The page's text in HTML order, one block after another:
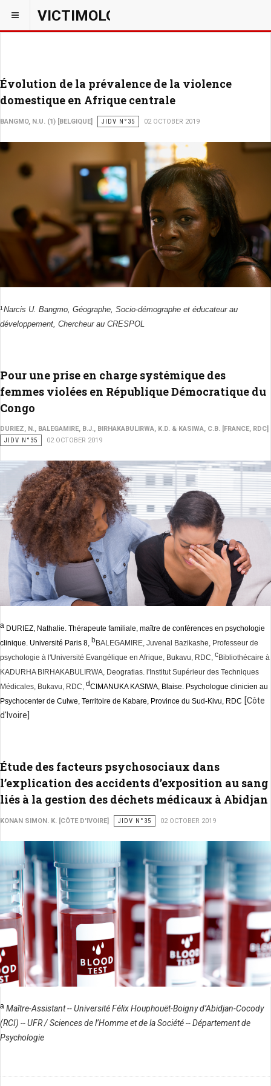
VICTIMOLOGIEPSY
Évolution de la prévalence de la violence
domestique en Afrique centrale
BANGMO, N.U. (1) [BELGIQUE] JIDV N°35 02 OCTOBER 2019
1 Narcis U. Bangmo, Géographe, Socio-démographe et éducateur au
développement, Chercheur au CRESPOL
Pour une prise en charge systémique des
femmes violées en République Démocratique du
Congo
DURIEZ, N., BALEGAMIRE, B.J., BIRHAKABULIRWA, K.D. & KASIWA, C.B. [FRANCE, RDC]
JIDV N°35
02 OCTOBER 2019
a DURIEZ, Nathalie. Thérapeute familiale, maître de conférences en psychologie
clinique. Université Paris 8, bBALEGAMIRE, Juvenal Bazikashe, Professeur de
psychologie à l'Université Evangélique en Afrique, Bukavu, RDC, c
KADURHA BIRHAKABULIRWA, Deogratias.
Bibliothécaire à
l'Institut Supérieur des Techniques
Médicales, Bukavu, RDC, dCIMANUKA KASIWA, Blaise. Psychologue clinicien au
Psychocenter de Culwe, Territoire de Kabare, Province du Sud-Kivu, RDC [Côte
d'Ivoire]
Étude des facteurs psychosociaux dans
l’explication des accidents d’exposition au sang
liés à la gestion des déchets médicaux à Abidjan
KONAN SIMON. K. [CÔTE D'IVOIRE] JIDV N°35 02 OCTOBER 2019
a Maître-Assistant -- Université Félix Houphouët-Boigny d’Abidjan-Cocody
(RCI) -- UFR / Sciences de l’Homme et de la Société -- Département de
Psychologie